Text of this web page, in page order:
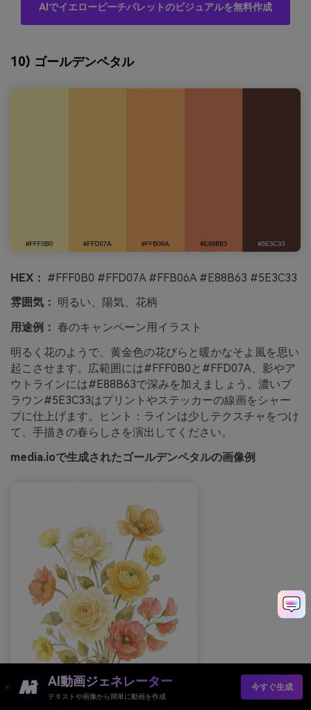
AIでイエローピーチパレットのビジュアルを無料作成
10) ゴールデンペタル
HEX： #FFF0B0 #FFD07A #FFB06A #E88B63 #5E3C33
雰囲気： 明るい、陽気、花柄
用途例： 春のキャンペーン用イラスト
明るく花のようで、黄金色の花びらと暖かなそよ風を思い
起こさせます。広範囲には#FFF0B0と#FFD07A、影やア
ウトラインには#E88B63で深みを加えましょう。濃いブ
ラウン#5E3C33はプリントやステッカーの線画をシャー
プに仕上げます。ヒント：ラインは少しテクスチャをつけ
て、手描きの春らしさを演出してください。
media.ioで生成されたゴールデンペタルの画像例
AI動画ジェネレーター
テキストや画像から簡単に動画を作成
今すぐ生成